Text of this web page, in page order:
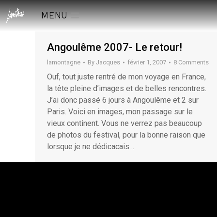
MENU
Angoulême 2007- Le retour!
lamontagne By Jacques février 1, 2007 8 Comments
Ouf, tout juste rentré de mon voyage en France,
la tête pleine d’images et de belles rencontres.
J’ai donc passé 6 jours à Angoulême et 2 sur
Paris. Voici en images, mon passage sur le
vieux continent. Vous ne verrez pas beaucoup
de photos du festival, pour la bonne raison que
lorsque je ne dédicacais…